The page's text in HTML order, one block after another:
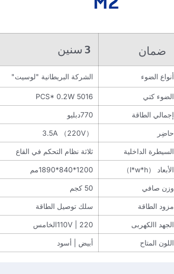
ضمان 3 سنين
أنواع الضوء الشركة البريطانية "لوسيت"
الضوء كتي 5016 PCS* 0.2W
إجمالي الطاقة 770دبليو
حاضِر 3.5A （220V）
السيطرة الداخلية ثلاثة نظام التحكم في القاع
الأبعاد （l*w*h） 1200*840*1890مم
وزن صافي 50 كجم
مزود الطاقة سلك توصيل الطاقة
الجهد االكهربى 110V | 220الخامس
اللون المتاح أبيض | أسود